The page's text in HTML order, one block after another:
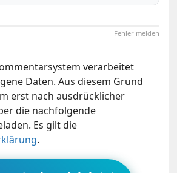
Fehler melden
verarbeitet
Daten. Aus diesem Grund
erst nach ausdrücklicher
die nachfolgende
Es gilt die
.